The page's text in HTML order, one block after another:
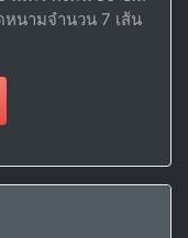
หนามจำนวน 7 เส้น